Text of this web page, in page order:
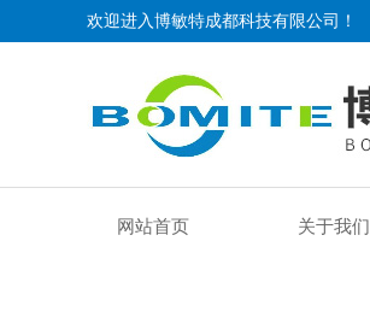
欢迎进入博敏特成都科技有限公司！
网站首页 关于我们